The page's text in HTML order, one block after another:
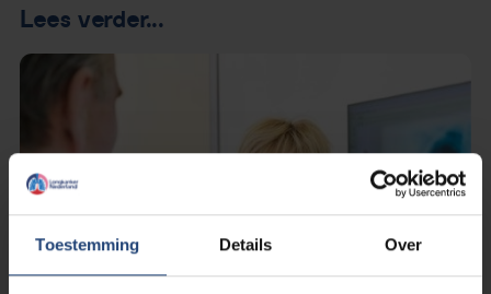
Toestemming Details Over
Lees verder...